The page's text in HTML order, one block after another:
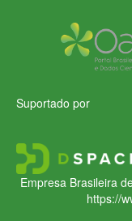
Suportado por
Empresa Brasileira
https://